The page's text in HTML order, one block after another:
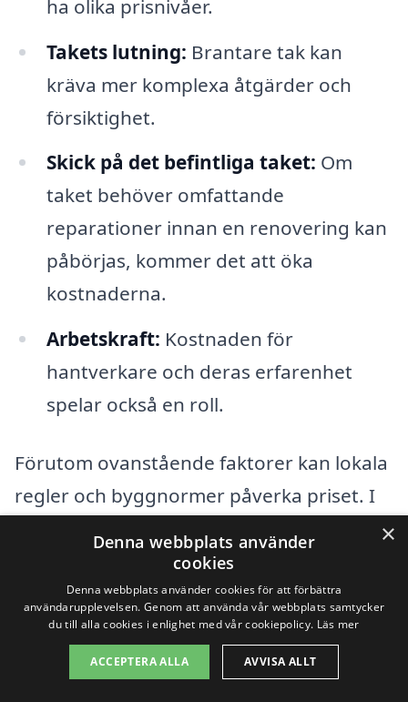
ha olika prisnivåer.
Takets lutning: Brantare tak kan
kräva mer komplexa åtgärder och
försiktighet.
Skick på det befintliga taket: Om
taket behöver omfattande
reparationer innan en renovering kan
påbörjas, kommer det att öka
kostnaderna.
Arbetskraft: Kostnaden för
hantverkare och deras erfarenhet
spelar också en roll.
Förutom ovanstående faktorer kan lokala
regler och byggnormer påverka priset. I
erhålla tillstånd innan takarbetet kan
påbörjas, vilket kan innebära ytterligare
kostnader. Det är därför viktigt att samla
in flera offerter från olika företag som
×
Denna webbplats använder
cookies
Denna webbplats använder cookies för att förbättra
användarupplevelsen. Genom att använda vår webbplats samtycker
du till alla cookies i enlighet med vår cookiepolicy. Läs mer
ACCEPTERA ALLA AVVISA ALLT